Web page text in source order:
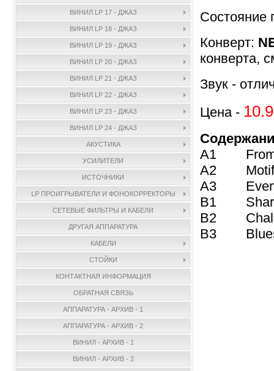
ВИНИЛ LP 17 - ДЖАЗ
ВИНИЛ LP 18 - ДЖАЗ
ВИНИЛ LP 19 - ДЖАЗ
ВИНИЛ LP 20 - ДЖАЗ
ВИНИЛ LP 21 - ДЖАЗ
ВИНИЛ LP 22 - ДЖАЗ
ВИНИЛ LP 23 - ДЖАЗ
ВИНИЛ LP 24 - ДЖАЗ
АКУСТИКА
УСИЛИТЕЛИ
ИСТОЧНИКИ
LP ПРОИГРЫВАТЕЛИ И ФОНОКОРРЕКТОРЫ
СЕТЕВЫЕ ФИЛЬТРЫ И КАБЕЛИ
ДРУГАЯ АППАРАТУРА
КАБЕЛИ
СТОЙКИ
КОНТАКТНАЯ ИНФОРМАЦИЯ
ОБРАТНАЯ СВЯЗЬ
АППАРАТУРА - АРХИВ - 1
АППАРАТУРА - АРХИВ - 2
ВИНИЛ - АРХИВ - 1
ВИНИЛ - АРХИВ - 2
Состояние
Конверт:
конверта,
Звук -
Цена -
A1 From
A2
A3
B1
B2
B3 Blues